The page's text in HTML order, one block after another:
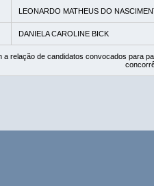
LEONARDO MATHEUS DO
DANIELA CAROLINE BICK
a relação de candidatos convocados para